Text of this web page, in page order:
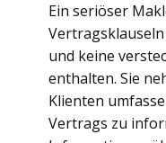
Ein seriöser
und keine
enthalten. Sie
Klienten
Vertrags zu